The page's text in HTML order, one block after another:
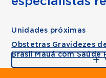
Unidades próximas
Obstetras Gravidezes
Brasil Mauá com Saúde